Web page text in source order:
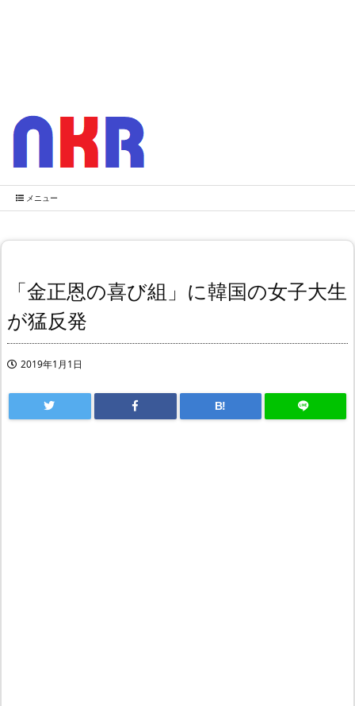
メニュー
「金正恩の喜び組」に韓国の女子大生
が猛反発
2019年1月1日
B!